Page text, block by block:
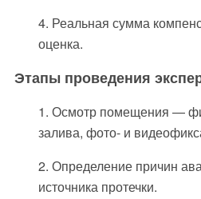
4. Реальная сумма
оценка.
Этапы проведения
1. Осмотр помещения —
залива, фото‑ и
2. Определение причин
источника протечки.